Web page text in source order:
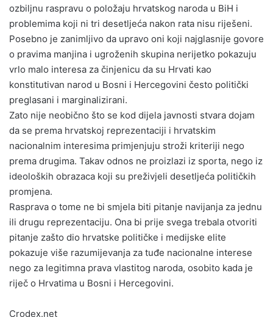
ozbiljnu raspravu o položaju hrvatskog naroda u BiH i
problemima koji ni tri desetljeća nakon rata nisu riješeni.
Posebno je zanimljivo da upravo oni koji najglasnije govore
o pravima manjina i ugroženih skupina nerijetko pokazuju
vrlo malo interesa za činjenicu da su Hrvati kao
konstitutivan narod u Bosni i Hercegovini često politički
preglasani i marginalizirani.
Zato nije neobično što se kod dijela javnosti stvara dojam
da se prema hrvatskoj reprezentaciji i hrvatskim
nacionalnim interesima primjenjuju stroži kriteriji nego
prema drugima. Takav odnos ne proizlazi iz sporta, nego iz
ideoloških obrazaca koji su preživjeli desetljeća političkih
promjena.
Rasprava o tome ne bi smjela biti pitanje navijanja za jednu
ili drugu reprezentaciju. Ona bi prije svega trebala otvoriti
pitanje zašto dio hrvatske političke i medijske elite
pokazuje više razumijevanja za tuđe nacionalne interese
nego za legitimna prava vlastitog naroda, osobito kada je
riječ o Hrvatima u Bosni i Hercegovini.
Crodex.net